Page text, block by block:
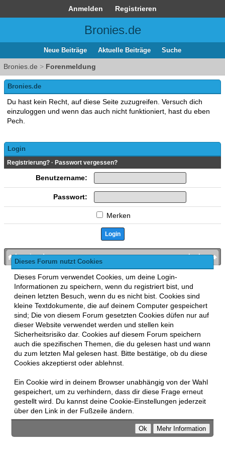
Anmelden Registrieren
Bronies.de
Neue Beiträge Aktuelle Beiträge Suche
Bronies.de > Forenmeldung
Dieses Forum nutzt Cookies
Dieses Forum verwendet Cookies, um deine Login-
Informationen zu speichern, wenn du registriert bist, und
deinen letzten Besuch, wenn du es nicht bist. Cookies sind
kleine Textdokumente, die auf deinem Computer gespeichert
sind; Die von diesem Forum gesetzten Cookies düfen nur auf
dieser Website verwendet werden und stellen kein
Sicherheitsrisiko dar. Cookies auf diesem Forum speichern
auch die spezifischen Themen, die du gelesen hast und wann
du zum letzten Mal gelesen hast. Bitte bestätige, ob du diese
Cookies akzeptierst oder ablehnst.
Ein Cookie wird in deinem Browser unabhängig von der Wahl
gespeichert, um zu verhindern, dass dir diese Frage erneut
gestellt wird. Du kannst deine Cookie-Einstellungen jederzeit
über den Link in der Fußzeile ändern.
Bronies.de
Du hast kein Recht, auf diese Seite zuzugreifen. Versuch dich
einzuloggen und wenn das auch nicht funktioniert, hast du eben
Pech.
Login
Registrierung? · Passwort vergessen?
Benutzername:
Passwort:
Merken
nach oben
bronies.de
MyBB , mobile Fassung: MyBB GoMobile
Zur Desktop-Version wechseln
This forum usesLukasz TkaczMyBB addons.